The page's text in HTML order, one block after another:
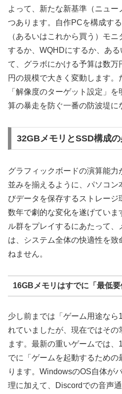
よって、新たな新基準（ニュ
つあります。自作PCを構成す
（あるいはこれから買う）モ
するか、WQHDにするか、あ
て、グラボにかける予算は数
円の規模で大きく変動します
「解像度のターゲット設定」
算の暴走を防ぐ一番の防波堤に
32GBメモリとSSD構成
グラフィックボードの演算能力
並みを揃えるように、パソコン
びデータを保存するストレージ
数年で劇的な変化を遂げていま
ル群をプレイするにあたって
は、システム全体の快適性を
ねません。
16GBメモリはすでに「最低
少し前までは「ゲーム用途なら
れていましたが、現在ではそ
ます。最新の重いゲームでは
でに「ゲームを起動するため
ります。WindowsのOS自体が
理に加えて、Discordでの音声